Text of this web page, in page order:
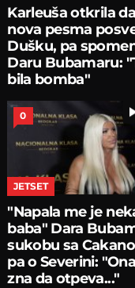
Karleuša otkrila
nova pesma
Dušku, pa
Daru Bubamaru:
bila bomba"
0
JETSET
"Napala me je
baba" Dara
sukobu sa
pa o Severini:
zna da otpeva..."